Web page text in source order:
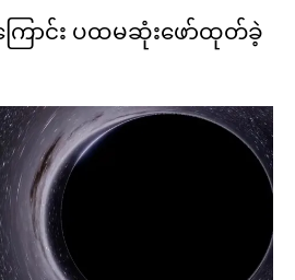
ြောင်း ပထမဆုံးဖော်ထုတ်ခဲ့